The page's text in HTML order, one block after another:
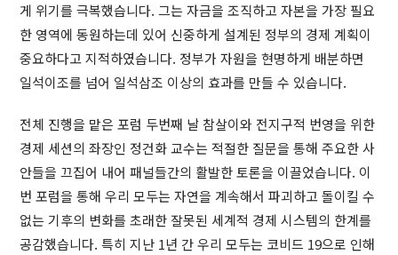
게 위기를 극복했습니다. 그는 자금을 조직하고 자본을 가장 필요
한 영역에 동원하는데 있어 신중하게 설계된 정부의 경제 계획이
중요하다고 지적하였습니다. 정부가 자원을 현명하게 배분하면
일석이조를 넘어 일석삼조 이상의 효과를 만들 수 있습니다.
전체 진행을 맡은 포럼 두번째 날 참살이와 전지구적 번영을 위한
경제 세션의 좌장인 정건화 교수는 적절한 질문을 통해 주요한 사
안들을 끄집어 내어 패널들간의 활발한 토론을 이끌었습니다. 이
번 포럼을 통해 우리 모두는 자연을 계속해서 파괴하고 돌이킬 수
없는 기후의 변화를 초래한 잘못된 세계적 경제 시스템의 한계를
공감했습니다. 특히 지난 1년 간 우리 모두는 코비드 19으로 인해